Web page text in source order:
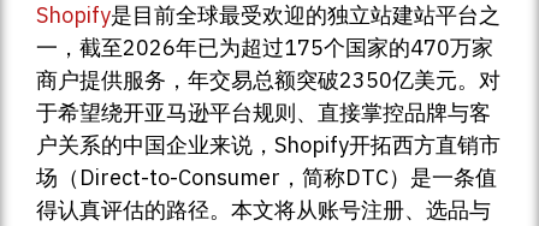
Shopify是目前全球最受欢迎的独立站建站平台之
一，截至2026年已为超过175个国家的470万家
商户提供服务，年交易总额突破2350亿美元。对
于希望绕开亚马逊平台规则、直接掌控品牌与客
户关系的中国企业来说，Shopify开拓西方直销市
场（Direct-to-Consumer，简称DTC）是一条值
得认真评估的路径。本文将从账号注册、选品与